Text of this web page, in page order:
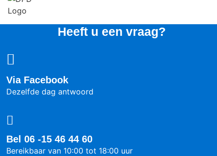
Heeft u een vraag?
Via Facebook
Dezelfde dag antwoord
Bel 06 -15 46 44 60
Bereikbaar van 10:00 tot 18:00 uur